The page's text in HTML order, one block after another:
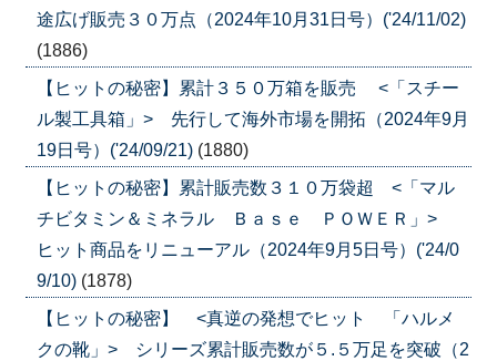
途広げ販売３０万点（2024年10月31日号）('24/11/02)
(1886)
【ヒットの秘密】累計３５０万箱を販売 <「スチー
ル製工具箱」> 先行して海外市場を開拓（2024年9月
19日号）('24/09/21) (1880)
【ヒットの秘密】累計販売数３１０万袋超 <「マル
チビタミン＆ミネラル Ｂａｓｅ ＰＯＷＥＲ」>
ヒット商品をリニューアル（2024年9月5日号）('24/0
9/10) (1878)
【ヒットの秘密】 <真逆の発想でヒット 「ハルメ
クの靴」> シリーズ累計販売数が５.５万足を突破（2